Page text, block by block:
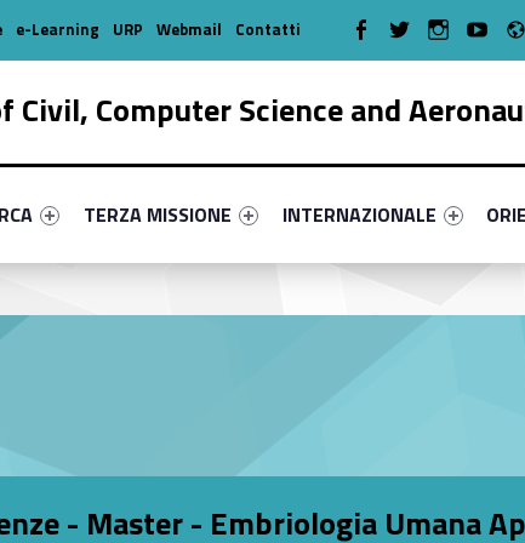
Civil, Computer Science and
primary-62860-17
#link-menu-primary-74968-38
Link identifier #link-menu-primary-4226-51
TERZA MISSIONE
Link identifier #link-menu-
INTERNAZIONALE
Link
e-Learning URP Webmail Contatti WebMan on Facebook
WebMan on TwitterWebMan on
- Master - Embriologia Umana